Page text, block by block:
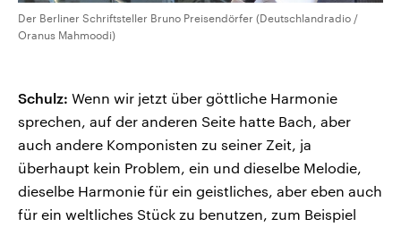
Der Berliner Schriftsteller Bruno Preisendörfer (Deutschlandradio /
Oranus Mahmoodi)
Schulz: Wenn wir jetzt über göttliche Harmonie
sprechen, auf der anderen Seite hatte Bach, aber
auch andere Komponisten zu seiner Zeit, ja
überhaupt kein Problem, ein und dieselbe Melodie,
dieselbe Harmonie für ein geistliches, aber eben auch
für ein weltliches Stück zu benutzen, zum Beispiel